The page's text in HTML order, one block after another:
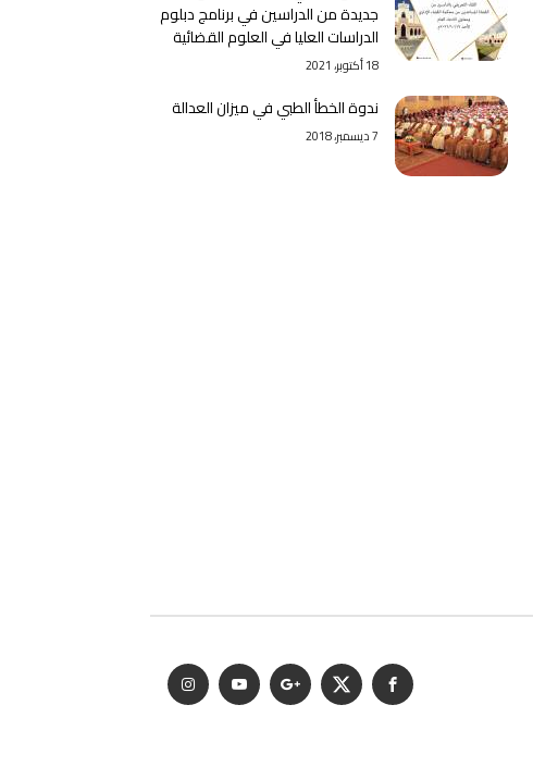
جديدة من الدراسين في برنامج دبلوم
الدراسات العليا في العلوم القضائية
18 أكتوبر، 2021
ندوة الخطأ الطبي في ميزان العدالة
7 ديسمبر، 2018